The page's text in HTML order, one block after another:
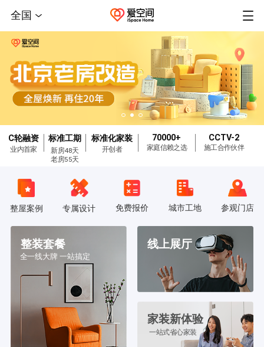
全国
C轮融资
业内首家
标准工期
新房48天
老房55天
标准化家装
开创者
70000+
家庭信赖之选
CCTV-2
施工合作伙伴
整屋案例 专属设计 免费报价 城市工地 参观门店
整装套餐
全一线大牌 一站搞定
线上展厅
家装新体验
一站式省心家装